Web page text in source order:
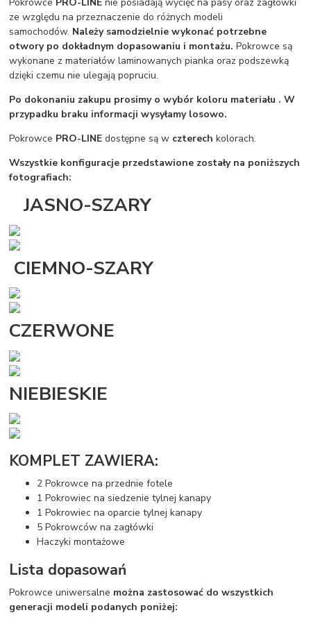
ze względu na przeznaczenie do różnych modeli
samochodów. Należy samodzielnie wykonać potrzebne
otwory po dokładnym dopasowaniu i montażu. Pokrowce są
wykonane z materiałów laminowanych pianka oraz podszewką
dzięki czemu nie ulegają popruciu.
Po dokonaniu zakupu prosimy o wybór koloru materiału . W
przypadku braku informacji wysyłamy losowo.
Pokrowce PRO-LINE dostępne są w czterech kolorach.
Wszystkie konfiguracje przedstawione zostały na poniższych
fotografiach:
JASNO-SZARY
CIEMNO-SZARY
CZERWONE
NIEBIESKIE
KOMPLET ZAWIERA:
2 Pokrowce na przednie fotele
1 Pokrowiec na siedzenie tylnej kanapy
1 Pokrowiec na oparcie tylnej kanapy
5 Pokrowców na zagłówki
Haczyki montażowe
Lista dopasowań
Pokrowce uniwersalne można zastosować do wszystkich
generacji modeli podanych poniżej: